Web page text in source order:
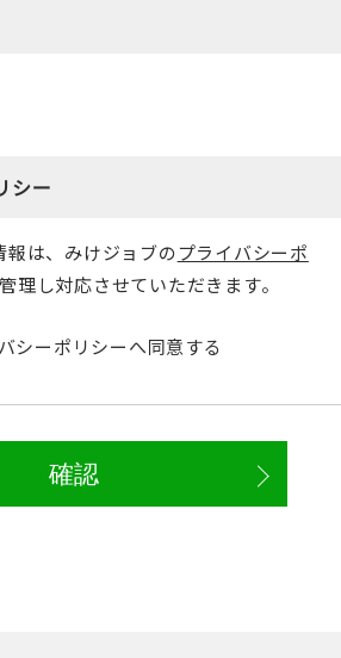
シー
報は、みけジョブのプライバシーポ
理し対応させていただきます。
シーポリシーへ同意する